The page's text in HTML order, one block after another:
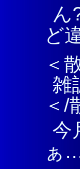
ん
ど
＜
雑
＜/
今
ぁ